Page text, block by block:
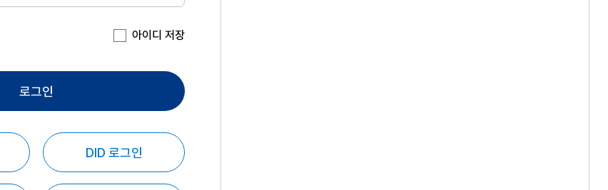
아이디 저장
로그인
DID 로그인